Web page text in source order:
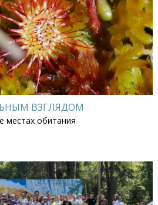
ВЗГЛЯДОМ
местах обитания